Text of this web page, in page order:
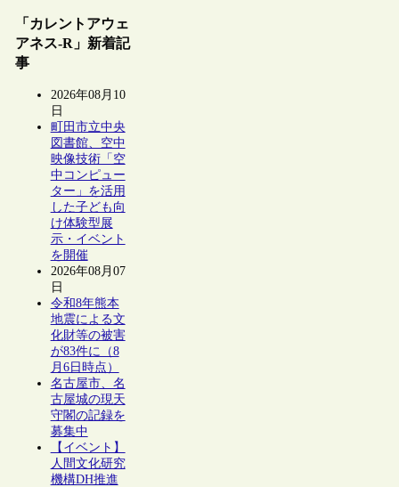
「カレントアウェ
アネス-R」新着記
事
2026年08月10
日
町田市立中央
図書館、空中
映像技術「空
中コンピュー
ター」を活用
した子ども向
け体験型展
示・イベント
を開催
2026年08月07
日
令和8年熊本
地震による文
化財等の被害
が83件に（8
月6日時点）
名古屋市、名
古屋城の現天
守閣の記録を
募集中
【イベント】
人間文化研究
機構DH推進